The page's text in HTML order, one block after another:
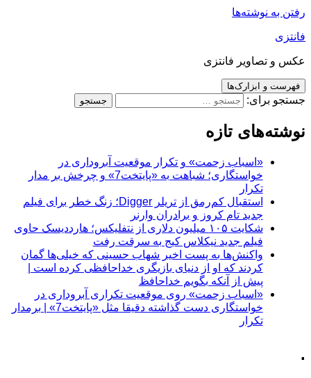
رفتن به نوشته‌ها
فانتزی
عکس و تصاویر فانتزی
فهرست و ابزارک‌ها
جستجو برای:
نوشته‌های تازه
«اسباب زحمت» و تکرار موقعیت آبروداری در
خواستگاری؛ شباهت به «پایتخت7» و چرخش بر مدار
تکرار
استقبال کم‌رمق از تریلر Digger؛ زنگ خطر برای فیلم
جدید تام کروز و برادران وارنر
شکایت ۱۰۵ میلیون دلاری از نتفلیکس؛ هارددیسک حاوی
فیلم جدید نیکلاس کیج به سرقت رفت
واکنش‌ها به پست اخیر شهاب حسینی که خیلی‌ها گمان
کردند که او از دنیای بازیگری خداحافظی کرده است |
پیش از آنکه بگویم خداحافظ
«اسباب زحمت» روی موقعیت تکراری آبروداری در
خواستگاری دست گذاشته دقیقا مثل «پایتخت7» | برمدار
تکرار
.